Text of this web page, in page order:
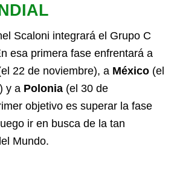
Scaloni integrará el Grupo C
esa primera fase enfrentará a
22 de noviembre), a México (el
y a Polonia (el 30 de
objetivo es superar la fase
ir en busca de la tan
Mundo.